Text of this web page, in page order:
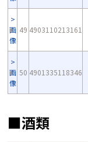
画
像
49 4903110213161
画
像
50 4901335118346
■酒類